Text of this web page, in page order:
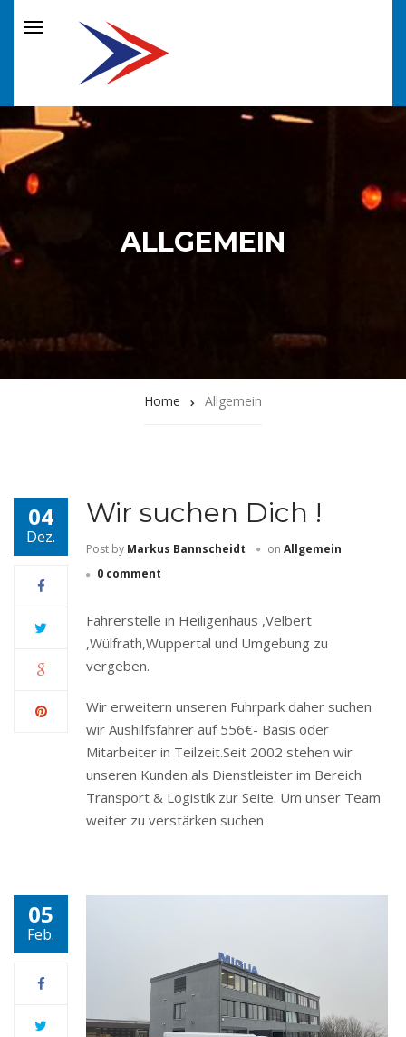
ALLGEMEIN
Home Allgemein
04
Dez.
Wir suchen Dich !
Post by Markus Bannscheidt on Allgemein
0 comment
Fahrerstelle in Heiligenhaus ,Velbert
,Wülfrath,Wuppertal und Umgebung zu
vergeben.
Wir erweitern unseren Fuhrpark daher suchen
wir Aushilfsfahrer auf 556€- Basis oder
Mitarbeiter in Teilzeit.Seit 2002 stehen wir
unseren Kunden als Dienstleister im Bereich
Transport & Logistik zur Seite. Um unser Team
weiter zu verstärken suchen
05
Feb.